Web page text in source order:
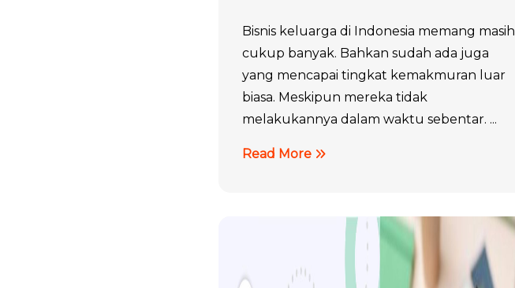
Bisnis keluarga di Indonesia memang masih
cukup banyak. Bahkan sudah ada juga
yang mencapai tingkat kemakmuran luar
biasa. Meskipun mereka tidak
melakukannya dalam waktu sebentar. ...
Read More